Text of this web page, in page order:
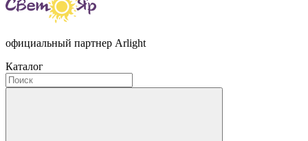
официальный партнер Arlight
Каталог